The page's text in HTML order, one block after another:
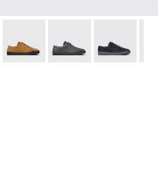
011 - Black
062
- K100479-061
Peu Touring - K100479-
Peu Touring -
Peu